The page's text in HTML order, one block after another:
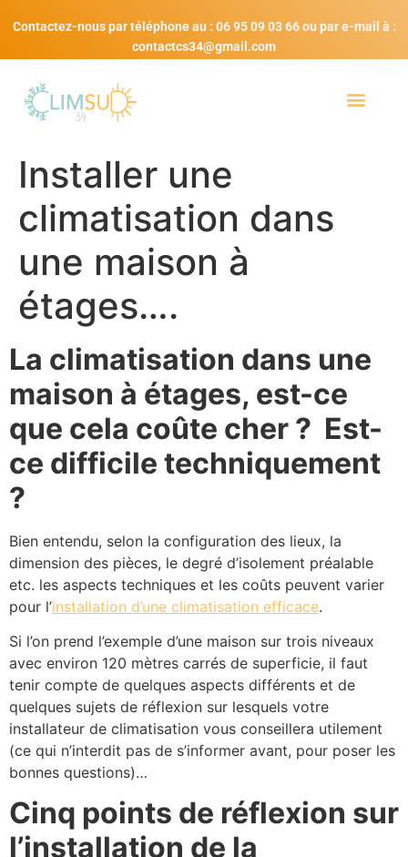
Contactez-nous par téléphone au : 06 95 09 03 66 ou par e-mail à :
contactcs34@gmail.com
Installer une
climatisation dans
une maison à
étages….
La climatisation dans une
maison à étages, est-ce
que cela coûte cher ? Est-
ce difficile techniquement
?
Bien entendu, selon la configuration des lieux, la
dimension des pièces, le degré d’isolement préalable
etc. les aspects techniques et les coûts peuvent varier
pour l’installation d’une climatisation efficace.
Si l’on prend l’exemple d’une maison sur trois niveaux
avec environ 120 mètres carrés de superficie, il faut
tenir compte de quelques aspects différents et de
quelques sujets de réflexion sur lesquels votre
installateur de climatisation vous conseillera utilement
(ce qui n’interdit pas de s’informer avant, pour poser les
bonnes questions)…
Cinq points de réflexion sur
l’installation de la